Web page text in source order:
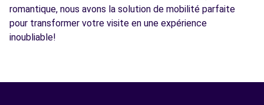
romantique, nous avons la solution de mobilité parfaite
pour transformer votre visite en une expérience
inoubliable!